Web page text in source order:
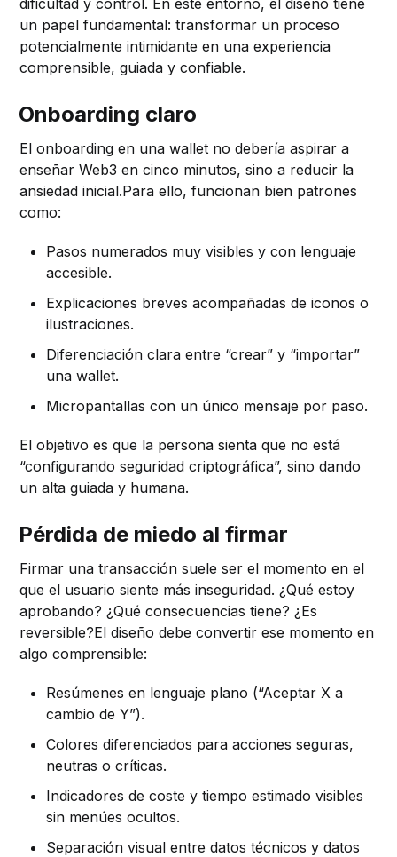
un papel fundamental: transformar un proceso
potencialmente intimidante en una experiencia
comprensible, guiada y confiable.
Onboarding claro
El onboarding en una wallet no debería aspirar a
enseñar Web3 en cinco minutos, sino a reducir la
ansiedad inicial.Para ello, funcionan bien patrones
como:
Pasos numerados muy visibles y con lenguaje
accesible.
Explicaciones breves acompañadas de iconos o
ilustraciones.
Diferenciación clara entre “crear” y “importar”
una wallet.
Micropantallas con un único mensaje por paso.
El objetivo es que la persona sienta que no está
“configurando seguridad criptográfica”, sino dando
un alta guiada y humana.
Pérdida de miedo al firmar
Firmar una transacción suele ser el momento en el
que el usuario siente más inseguridad. ¿Qué estoy
aprobando? ¿Qué consecuencias tiene? ¿Es
reversible?El diseño debe convertir ese momento en
algo comprensible:
Resúmenes en lenguaje plano (“Aceptar X a
cambio de Y”).
Colores diferenciados para acciones seguras,
neutras o críticas.
Indicadores de coste y tiempo estimado visibles
sin menúes ocultos.
Separación visual entre datos técnicos y datos